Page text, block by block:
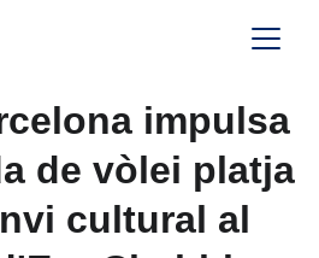
impulsa
de vòlei platja
cultural al